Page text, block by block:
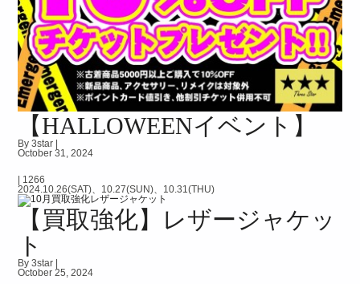
【HALLOWEENイベント】
By 3star |
October 31, 2024
| 1266
2024.10.26(SAT)、10.27(SUN)、10.31(THU)
【買取強化】レザージャケッ
ト
By 3star |
October 25, 2024